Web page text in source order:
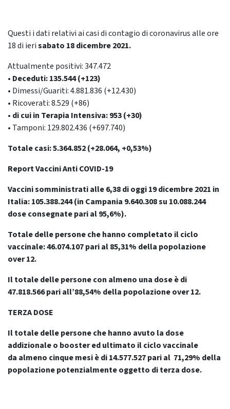
Questi i dati relativi ai casi di contagio di coronavirus alle ore
18 di ierisabato 18 dicembre2021.
Attualmente positivi: 347.472
• Deceduti: 135.544 (+123)
• Dimessi/Guariti: 4.881.836 (+12.430)
• Ricoverati: 8.529 (+86)
• di cui in Terapia Intensiva: 953 (+30)
• Tamponi: 129.802.436 (+697.740)
Totale casi: 5.364.852 (+28.064, +0,53%)
Report Vaccini Anti COVID-19
Vaccini somministrati alle 6,38 di oggi 19 dicembre 2021 in
Italia: 105.388.244(in Campania 9.640.308 su 10.088.244
dose consegnate pari al 95,6%).
Totale delle persone che hanno completato il ciclo
vaccinale: 46.074.107 pari al 85,31% della popolazione
over 12.
Il totale delle persone con almeno una dose è di
47.818.566 pari all’88,54% della popolazione over 12.
TERZA DOSE
Il totale delle persone che hanno avuto la dose
addizionale o booster ed ultimato il ciclo vaccinale
da almeno cinque mesiè di 14.577.527 pari al 71,29% della
popolazione potenzialmente oggetto di terza dose.